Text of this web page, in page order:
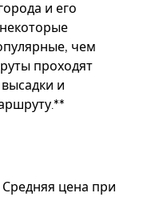
и его
чем
проходят
и
Средняя цена при